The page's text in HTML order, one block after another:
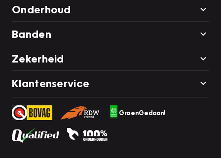
Onderhoud
Banden
Zekerheid
Klantenservice
GroenGedaan!